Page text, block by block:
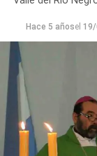
Hace 5 añosel 19/